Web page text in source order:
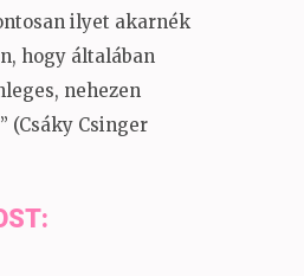
ilyet akarnék
hogy általában
nehezen
(Csáky Csinger